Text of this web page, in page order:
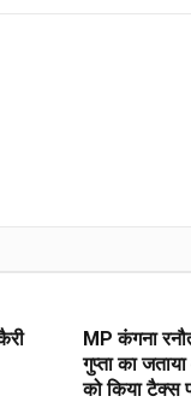
MP कंगना
गुप्ता का जताया
को किया टैक्स